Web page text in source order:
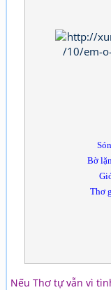
Bờ
Thơ
Nếu Thơ tự vẫn vì